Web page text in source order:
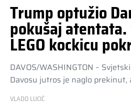
Trump optužio
pokušaj atentata.
LEGO kockicu
DAVOS/WASHINGTON –
Davosu jutros je naglo prekinut,
VLADO LUCIĆ